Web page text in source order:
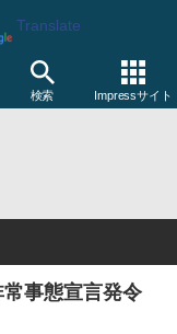
Translate
検索 Impressサイト
事態宣言発令